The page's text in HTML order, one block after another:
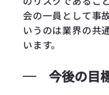
会の一員として事
いうのは業界の共
います。
─今後の目